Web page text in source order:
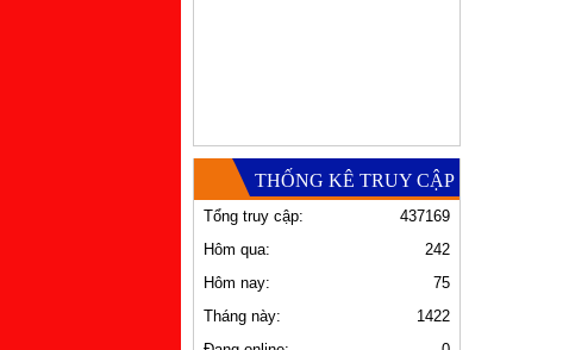
THỐNG KÊ TRUY CẬP
437169
Tổng truy cập:
242
Hôm qua:
75
Hôm nay:
1422
Tháng này: